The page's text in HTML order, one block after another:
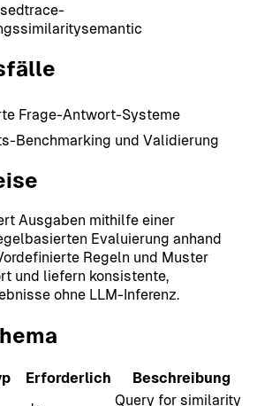
trace-
similaritysemantic
Frage-Antwort-Systeme
Benchmarking und Validierung
Ausgaben mithilfe einer
Evaluierung anhand
Regeln und Muster
und liefern konsistente,
ohne LLM-Inferenz.
Erforderlich
Beschreibung
Query for similarity